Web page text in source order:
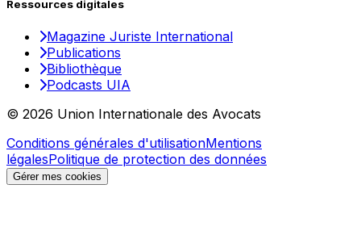
Ressources digitales
Magazine Juriste International
Publications
Bibliothèque
Podcasts UIA
© 2026 Union Internationale des Avocats
Conditions générales d'utilisationMentions
légalesPolitique de protection des données
Gérer mes cookies